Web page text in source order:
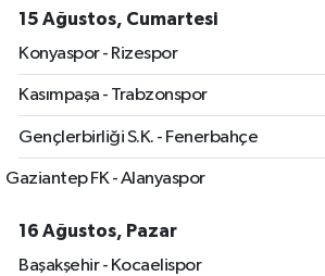
15 Ağustos, Cumartesi
Konyaspor - Rizespor
Kasımpaşa - Trabzonspor
Gençlerbirliği S.K. - Fenerbahçe
Gaziantep FK - Alanyaspor
16 Ağustos, Pazar
Başakşehir - Kocaelispor